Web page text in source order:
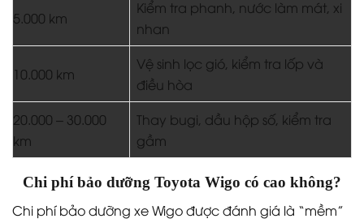
Ở mức km cao hơn, cần chú ý đến hệ thống gầm xe,
cao su chân máy, hệ thống treo và phanh. Với phiên
bản Wigo số tự động, dầu hộp số CVT nên được kiểm
tra và thay sau 40.000 – 50.000 km.
MỐC BẢO
DƯỠNG
HẠNG MỤC CẦN KIỂM
TRA/THAY THẾ
1.000 km
Thay dầu, kiểm tra lọc nhớt